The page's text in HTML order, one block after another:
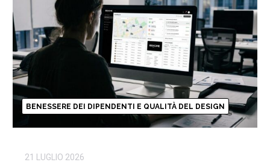
BENESSERE DEI DIPENDENTI E QUALITÀ DEL DESIGN
21 LUGLIO 2026